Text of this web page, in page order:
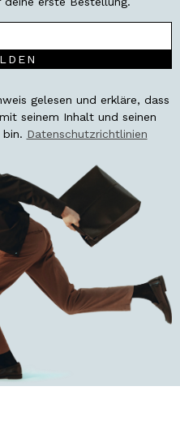
gelesen und erkläre, dass
seinem Inhalt und seinen
bin. Datenschutzrichtlinien